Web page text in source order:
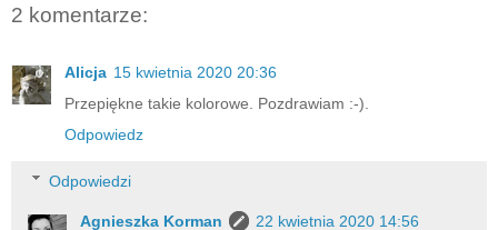
2 komentarze:
Alicja 15 kwietnia 2020 20:36
Przepiękne takie kolorowe. Pozdrawiam :-).
Odpowiedz
Odpowiedzi
Agnieszka Korman
22 kwietnia 2020 14:56